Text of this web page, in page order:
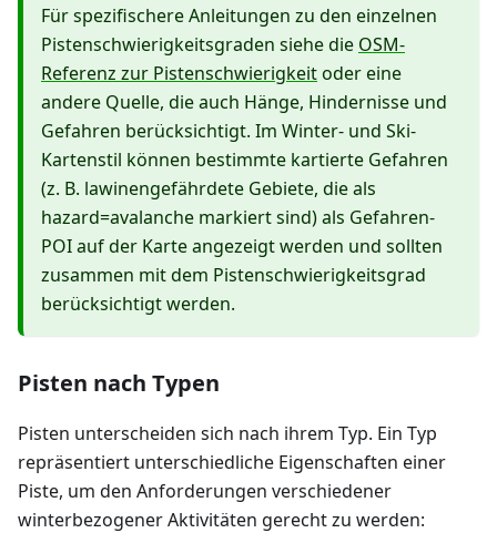
Für spezifischere Anleitungen zu den einzelnen
Pistenschwierigkeitsgraden siehe die OSM-
Referenz zur Pistenschwierigkeitoder eine
andere Quelle, die auch Hänge, Hindernisse und
Gefahren berücksichtigt. Im Winter- und Ski-
Kartenstil können bestimmte kartierte Gefahren
(z. B. lawinengefährdete Gebiete, die als
hazard=avalanche markiert sind) als Gefahren-
POI auf der Karte angezeigt werden und sollten
zusammen mit dem Pistenschwierigkeitsgrad
berücksichtigt werden.
Pisten nach Typen
Pisten unterscheiden sich nach ihrem Typ. Ein Typ
repräsentiert unterschiedliche Eigenschaften einer
Piste, um den Anforderungen verschiedener
winterbezogener Aktivitäten gerecht zu werden: